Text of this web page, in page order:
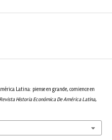
Latina: piense en grande, comience en
Revista Historia Económica De América Latina,